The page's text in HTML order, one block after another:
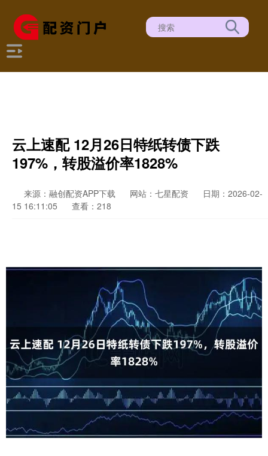
云上速配 12月26日特纸转债下跌
197%，转股溢价率1828%
来源：融创配资APP下载 网站：七星配资
日期：2026-02-
15 16:11:05
查看：218